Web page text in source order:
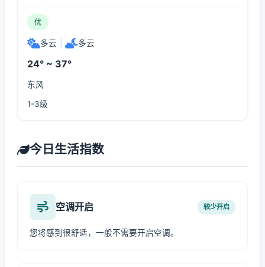
优
多云 多云
24° ~ 37°
东风
1-3级
今日生活指数
空调开启 较少开启
您将感到很舒适，一般不需要开启空调。